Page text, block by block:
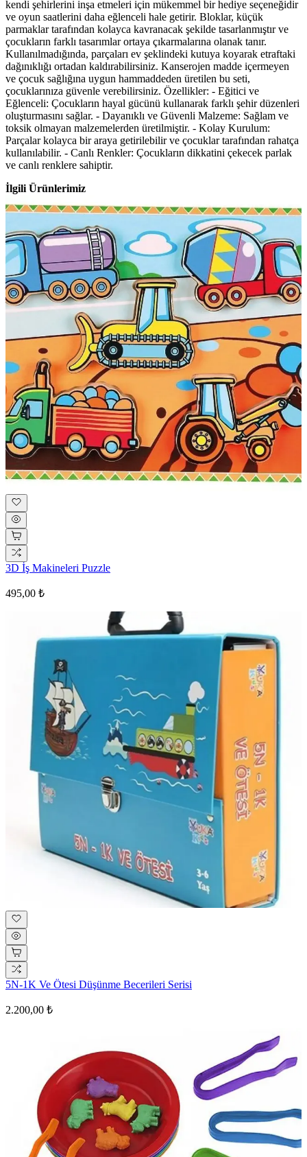
kendi şehirlerini inşa etmeleri için mükemmel bir hediye seçeneğidir
ve oyun saatlerini daha eğlenceli hale getirir. Bloklar, küçük
parmaklar tarafından kolayca kavranacak şekilde tasarlanmıştır ve
çocukların farklı tasarımlar ortaya çıkarmalarına olanak tanır.
Kullanılmadığında, parçaları ev şeklindeki kutuya koyarak etraftaki
dağınıklığı ortadan kaldırabilirsiniz. Kanserojen madde içermeyen
ve çocuk sağlığına uygun hammaddeden üretilen bu seti,
çocuklarınıza güvenle verebilirsiniz. Özellikler: - Eğitici ve
Eğlenceli: Çocukların hayal gücünü kullanarak farklı şehir düzenleri
oluşturmasını sağlar. - Dayanıklı ve Güvenli Malzeme: Sağlam ve
toksik olmayan malzemelerden üretilmiştir. - Kolay Kurulum:
Parçalar kolayca bir araya getirilebilir ve çocuklar tarafından rahatça
kullanılabilir. - Canlı Renkler: Çocukların dikkatini çekecek parlak
ve canlı renklere sahiptir.
İlgili Ürünlerimiz
3D İş Makineleri Puzzle
495,00 ₺
5N-1K Ve Ötesi Düşünme Becerileri Serisi
2.200,00 ₺